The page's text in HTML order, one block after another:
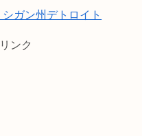
シガン州 デトロイト
ンク